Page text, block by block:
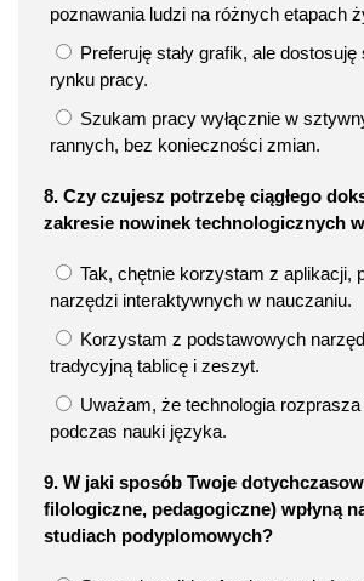
poznawania ludzi na różnych etapach
Preferuję stały grafik, ale
rynku pracy.
Szukam pracy wyłącznie w
rannych, bez konieczności zmian.
8. Czy czujesz potrzebę ciągłego
zakresie nowinek technologicznych
Tak, chętnie korzystam z aplikacji,
narzędzi interaktywnych w nauczaniu.
Korzystam z podstawowych
tradycyjną tablicę i zeszyt.
Uważam, że technologia
podczas nauki języka.
9. W jaki sposób Twoje
filologiczne, pedagogiczne) wpłyną
studiach podyplomowych?